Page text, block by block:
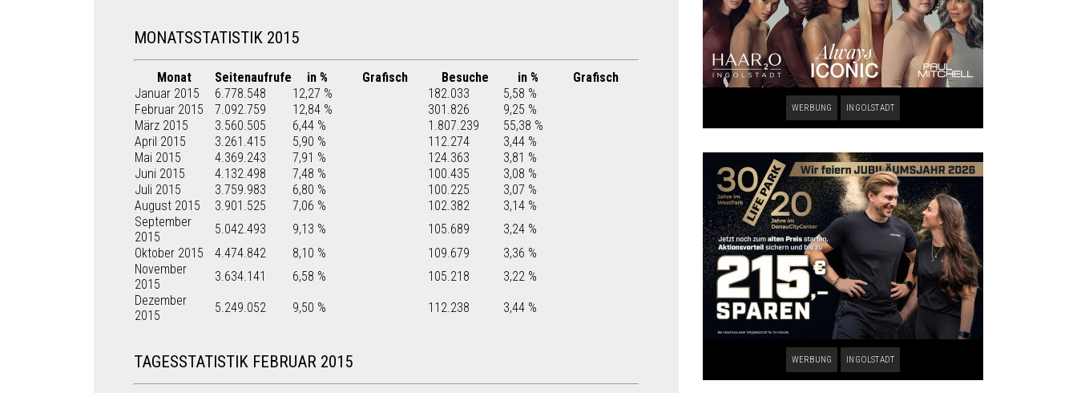
MONATSSTATISTIK 2015
Monat Seitenaufrufe in % Grafisch Besuche in %
Grafisch
Januar 2015
6.778.548 12,27 % 182.033
5,58 %
Februar 2015
7.092.759 12,84 % 301.826
9,25 %
März 2015
3.560.505 6,44 % 1.807.239
55,38 %
April 2015
3.261.415 5,90 % 112.274
3,44 %
Mai 2015
4.369.243 7,91 % 124.363
3,81 %
Juni 2015
4.132.498 7,48 % 100.435
3,08 %
Juli 2015
3.759.983 6,80 % 100.225
3,07 %
August 2015
3.901.525 7,06 % 102.382
3,14 %
September
2015
5.042.493 9,13 % 105.689
3,24 %
Oktober 2015
4.474.842 8,10 % 109.679
3,36 %
November
2015
3.634.141 6,58 % 105.218
3,22 %
Dezember
2015
5.249.052 9,50 % 112.238 3,44 %
TAGESSTATISTIK FEBRUAR 2015
WERBUNG INGOLSTADT
WERBUNG INGOLSTADT